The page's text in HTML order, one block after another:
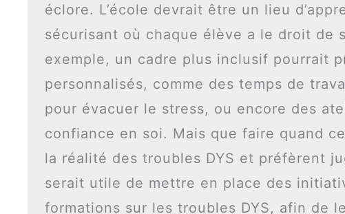
éclore. L’école devrait être un lieu
sécurisant où chaque élève a le droit de
exemple, un cadre plus inclusif pourrait
personnalisés, comme des temps de
pour évacuer le stress, ou encore des
confiance en soi. Mais que faire quand
la réalité des troubles DYS et préfèrent
serait utile de mettre en place des
formations sur les troubles DYS, afin de